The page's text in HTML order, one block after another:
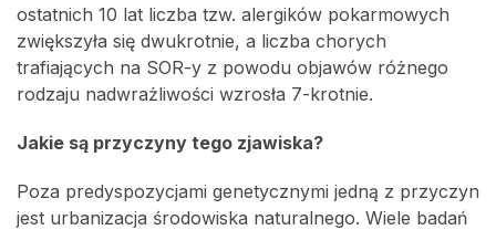
ostatnich 10 lat liczba tzw. alergików pokarmowych
zwiększyła się dwukrotnie, a liczba chorych
trafiających na SOR-y z powodu objawów różnego
rodzaju nadwrażliwości wzrosła 7-krotnie.
Jakie są przyczyny tego zjawiska?
Poza predyspozycjami genetycznymi jedną z przyczyn
jest urbanizacja środowiska naturalnego. Wiele badań